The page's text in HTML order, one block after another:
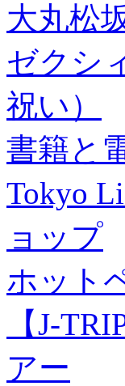
大丸松
ゼクシ
祝い）
書籍と
Tokyo
ョップ
ホット
【J-
アー